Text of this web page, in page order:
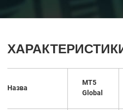
Назва
MT5
Global